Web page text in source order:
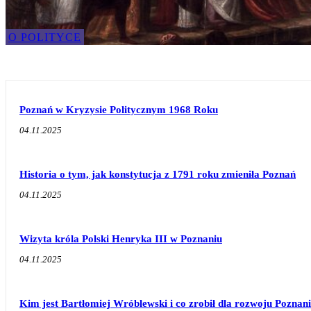
O POLITYCE
Poznań w Kryzysie Politycznym 1968 Roku
04.11.2025
Historia o tym, jak konstytucja z 1791 roku zmieniła Poznań
04.11.2025
Wizyta króla Polski Henryka III w Poznaniu
04.11.2025
Kim jest Bartłomiej Wróblewski i co zrobił dla rozwoju